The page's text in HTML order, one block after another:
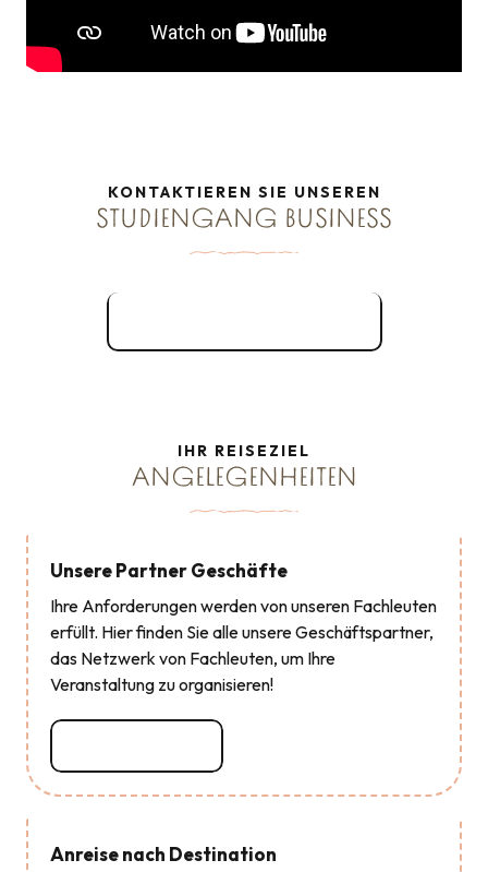
KONTAKTIEREN SIE UNSEREN
STUDIENGANG BUSINESS
IHR REISEZIEL
ANGELEGENHEITEN
Unsere Partner Geschäfte
Ihre Anforderungen werden von unseren Fachleuten
erfüllt. Hier finden Sie alle unsere Geschäftspartner,
das Netzwerk von Fachleuten, um Ihre
Veranstaltung zu organisieren!
Anreise nach Destination